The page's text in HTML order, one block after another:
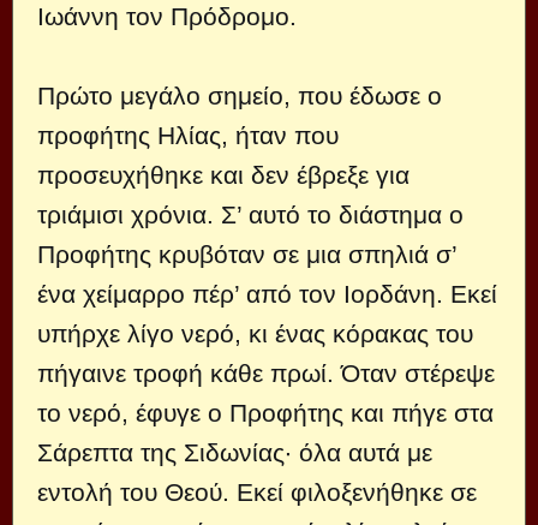
Ιωάννη τον Πρόδρομο.
Πρώτο μεγάλο σημείο, που έδωσε ο
προφήτης Ηλίας, ήταν που
προσευχήθηκε και δεν έβρεξε για
τριάμισι χρόνια. Σ’ αυτό το διάστημα ο
Προφήτης κρυβόταν σε μια σπηλιά σ’
ένα χείμαρρο πέρ’ από τον Ιορδάνη. Εκεί
υπήρχε λίγο νερό, κι ένας κόρακας του
πήγαινε τροφή κάθε πρωί. Όταν στέρεψε
το νερό, έφυγε ο Προφήτης και πήγε στα
Σάρεπτα της Σιδωνίας· όλα αυτά με
εντολή του Θεού. Εκεί φιλοξενήθηκε σε